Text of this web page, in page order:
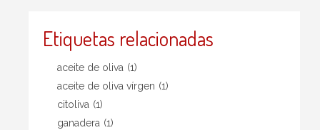
Etiquetas relacionadas
aceite de oliva (1)
aceite de oliva vírgen (1)
citoliva (1)
ganadera (1)